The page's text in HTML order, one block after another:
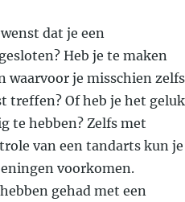
dat je een
Heb je te maken
waarvoor je misschien zelfs
treffen? Of heb je het geluk
te hebben? Zelfs met
van een tandarts kun je
voorkomen.
gehad met een